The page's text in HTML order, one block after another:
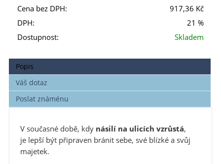
Cena bez DPH:
917,36 Kč
DPH:
21 %
Dostupnost:
Skladem
Popis
Váš dotaz
Poslat známénu
V současné době, kdy násilí na ulicích vzrůstá,
je lepší být připraven bránit sebe, své blízké a svůj
majetek.